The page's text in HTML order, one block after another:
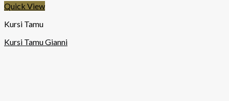
Quick View
Kursi Tamu
Kursi Tamu Gianni